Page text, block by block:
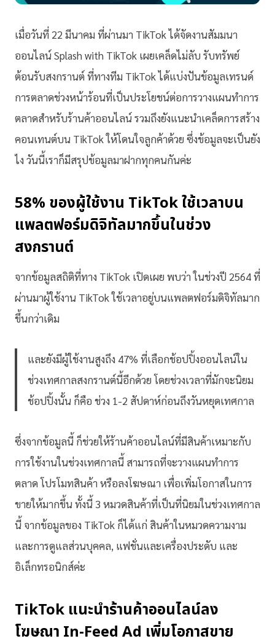
เมื่อวันที่ 22 มีนาคม ที่ผ่านมา TikTok ได้จัดงานสัมมนา
ออนไลน์ Splash with TikTok เผยเคล็ดไม่ลับ รับทรัพย์
ต้อนรับสงกรานต์ ที่ทางทีม TikTok ได้แบ่งปันข้อมูลเทรนด์
การตลาดช่วงหน้าร้อนที่เป็นประโยชน์ต่อการวางแผนทำการ
ตลาดสำหรับร้านค้าออนไลน์ รวมถึงยังแนะนำเคล็ดการสร้าง
คอนเทนต์บน TikTok ให้โดนใจลูกค้าด้วย ซึ่งข้อมูลจะเป็นยัง
ไง วันนี้เราก็มีสรุปข้อมูลมาฝากทุกคนกันค่ะ
58% ของผู้ใช้งาน TikTok ใช้เวลาบน
แพลตฟอร์มดิจิทัลมากขึ้นในช่วง
สงกรานต์
จากข้อมูลสถิติที่ทาง TikTok เปิดเผย พบว่า ในช่วงปี 2564 ที่
ผ่านมาผู้ใช้งาน TikTok ใช้เวลาอยู่บนแพลตฟอร์มดิจิทัลมาก
ขึ้นกว่าเดิม
และยังมีผู้ใช้งานสูงถึง 47% ที่เลือกช้อปปิ้งออนไลน์ใน
ช่วงเทศกาลสงกรานต์นี้อีกด้วย โดยช่วงเวลาที่มักจะนิยม
ช้อปปิ้งนั้น ก็คือ ช่วง 1-2 สัปดาห์ก่อนถึงวันหยุดเทศกาล
ซึ่งจากข้อมูลนี้ ก็ช่วยให้ร้านค้าออนไลน์ที่มีสินค้าเหมาะกับ
การใช้งานในช่วงเทศกาลนี้ สามารถที่จะวางแผนทำการ
ตลาด โปรโมทสินค้า หรือลงโฆษณา เพื่อเพิ่มโอกาสในการ
ขายให้มากขึ้น ทั้งนี้ 3 หมวดสินค้าที่เป็นที่นิยมในช่วงเทศกาล
นี้ จากข้อมูลของ TikTok ก็ได้แก่ สินค้าในหมวดความงาม
และการดูแลส่วนบุคคล, แฟชั่นและเครื่องประดับ และ
อิเล็กทรอนิกส์ค่ะ
TikTok แนะนำร้านค้าออนไลน์ลง
โฆษณา In-Feed Ad เพิ่มโอกาสขาย